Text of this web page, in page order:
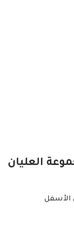
العليان
الأسفل